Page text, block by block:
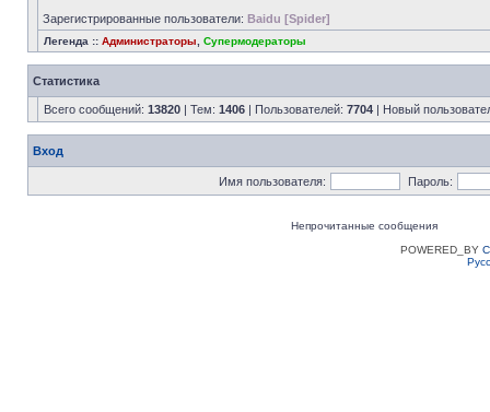
Зарегистрированные пользователи: Baidu [Spider]
Легенда :: Администраторы Супермодераторы
Статистика
Всего сообщений: 13820 | Тем: 1406 | Пользователей: 7704 | Новый
Вход
Имя пользователя: Пароль:
Непрочитанные сообщения
POWERED_BY